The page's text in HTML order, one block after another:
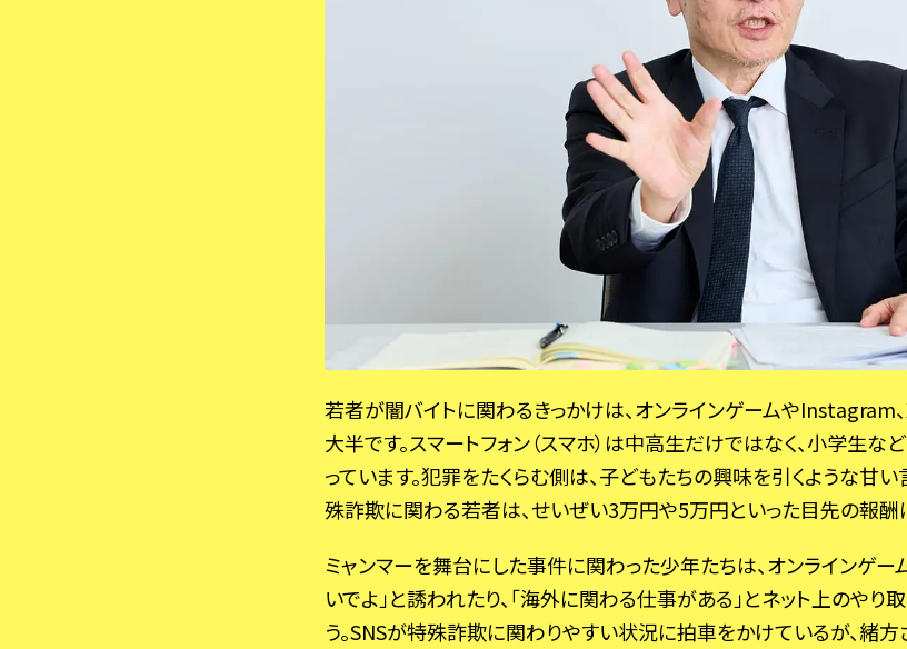
若者が闇バイトに関わるきっかけは、オンラインゲームやInstagram
大半です。スマートフォン（スマホ）は中高生だけではなく、小学生
っています。犯罪をたくらむ側は、子どもたちの興味を引くような甘
殊詐欺に関わる若者は、せいぜい3万円や5万円といった目先の報酬
ミャンマーを舞台にした事件に関わった少年たちは、オンラインゲー
いでよ」と誘われたり、「海外に関わる仕事がある」とネット上のや
う。SNSが特殊詐欺に関わりやすい状況に拍車をかけているが、緒